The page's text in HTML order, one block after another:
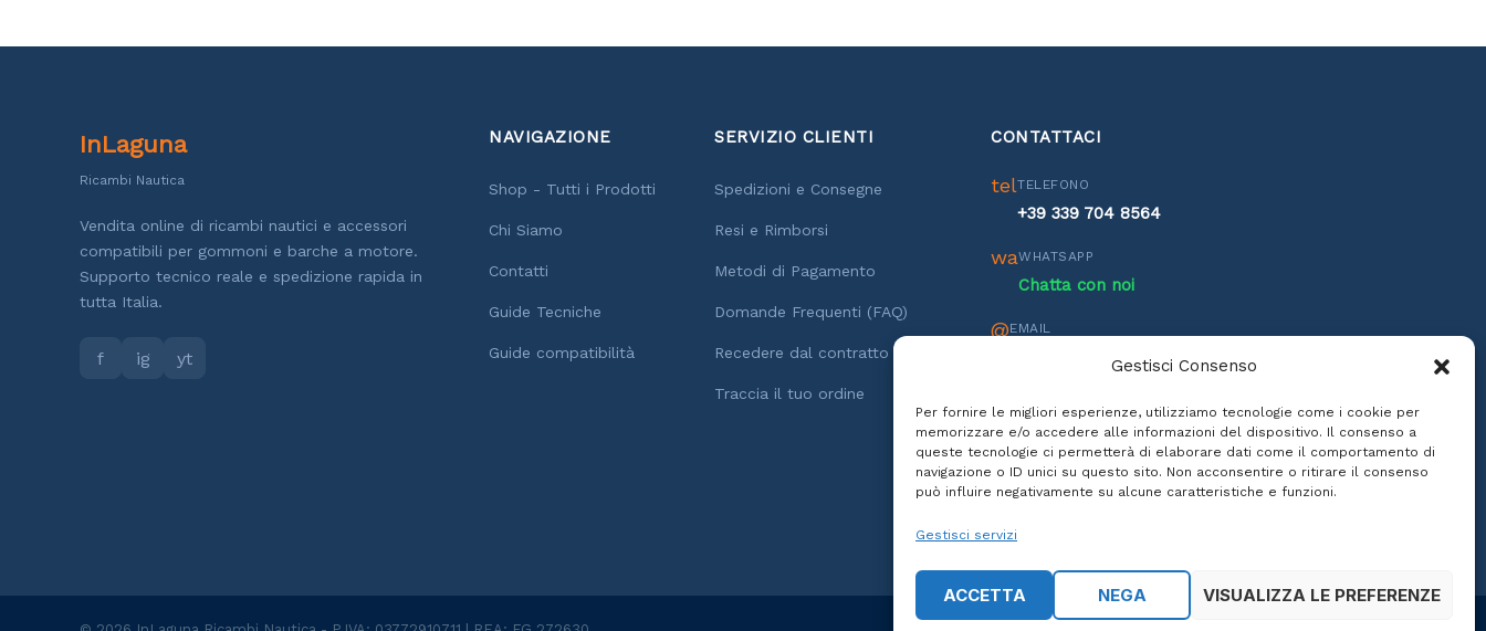
Gestisci Consenso
Per fornire le migliori esperienze, utilizziamo tecnologie come i cookie per
memorizzare e/o accedere alle informazioni del dispositivo. Il consenso a
queste tecnologie ci permetterà di elaborare dati come il comportamento di
navigazione o ID unici su questo sito. Non acconsentire o ritirare il consenso
può influire negativamente su alcune caratteristiche e funzioni.
Gestisci servizi
ACCETTA NEGA VISUALIZZA LE PREFERENZE
InLaguna
Ricambi Nautica
Vendita online di ricambi nautici e accessori
compatibili per gommoni e barche a motore.
Supporto tecnico reale e spedizione rapida in
tutta Italia.
f ig yt
NAVIGAZIONE
Shop - Tutti i Prodotti
Chi Siamo
Contatti
Guide Tecniche
Guide compatibilità
SERVIZIO CLIENTI
Spedizioni e Consegne
Resi e Rimborsi
Metodi di Pagamento
Domande Frequenti (FAQ)
Recedere dal contratto
Traccia il tuo ordine
CONTATTACI
telTELEFONO
+39 339 704 8564
waWHATSAPP
Chatta con noi
@EMAIL
info@inlaguna.it
h
Lun-Ven: 8:00 - 17:00
Sab: 9:00 - 13:00